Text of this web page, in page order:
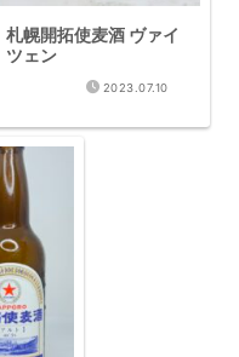
札幌開拓使麦酒 ヴァイ
ツェン
2023.07.10